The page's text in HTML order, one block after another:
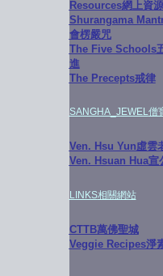
Resources網上資源
Shurangama
會楞嚴咒
The Five Schools
進
The Precepts戒律
SANGHA_JEWEL僧
Ven. Hsu Yun虛雲
Ven. Hsuan Hua宣
LINKS相關網站
CTTB萬佛聖城
Veggie Recipes淨